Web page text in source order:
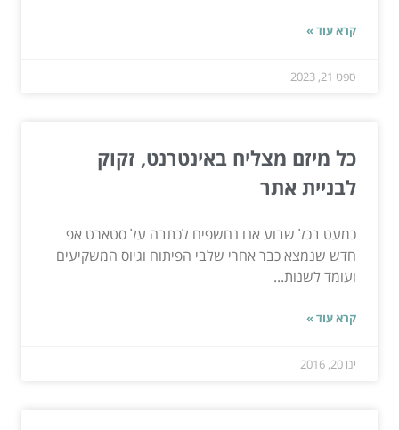
קרא עוד »
ספט 21, 2023
כל מיזם מצליח באינטרנט, זקוק
לבניית אתר
כמעט בכל שבוע אנו נחשפים לכתבה על סטארט אפ
חדש שנמצא כבר אחרי שלבי הפיתוח וגיוס המשקיעים
ועומד לשנות...
קרא עוד »
ינו 20, 2016